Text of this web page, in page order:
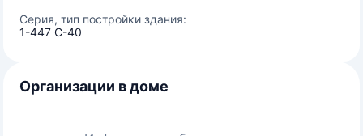
Серия, тип постройки здания:
1-447 С-40
Организации в доме